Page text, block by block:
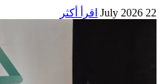
22 July 2026 اقرأ أكثر